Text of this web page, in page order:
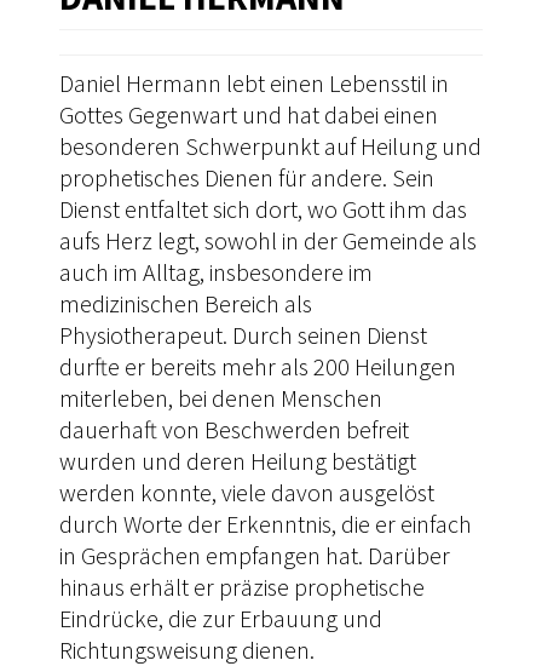
Daniel Hermann lebt einen Lebensstil in
Gottes Gegenwart und hat dabei einen
besonderen Schwerpunkt auf Heilung und
prophetisches Dienen für andere. Sein
Dienst entfaltet sich dort, wo Gott ihm das
aufs Herz legt, sowohl in der Gemeinde als
auch im Alltag, insbesondere im
medizinischen Bereich als
Physiotherapeut. Durch seinen Dienst
durfte er bereits mehr als 200 Heilungen
miterleben, bei denen Menschen
dauerhaft von Beschwerden befreit
wurden und deren Heilung bestätigt
werden konnte, viele davon ausgelöst
durch Worte der Erkenntnis, die er einfach
in Gesprächen empfangen hat. Darüber
hinaus erhält er präzise prophetische
Eindrücke, die zur Erbauung und
Richtungsweisung dienen.